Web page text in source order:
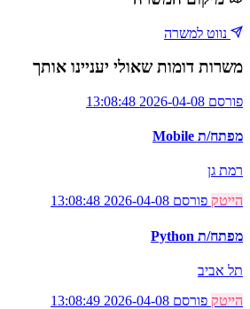
נווט למשרה
משרות דומות שאולי יעניינו אותך
פורסם 2026-04-08 13:08:48
מפתח/ת Mobile
רמת גן
הייטק פורסם 2026-04-08 13:08:48
מפתח/ת Python
תל אביב
הייטק פורסם 2026-04-08 13:08:49